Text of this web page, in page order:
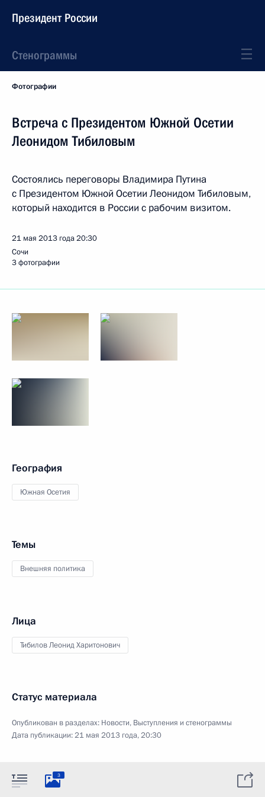
Президент России
Стенограммы
Фотографии
Встреча с Президентом Южной Осетии
Леонидом Тибиловым
Состоялись переговоры Владимира Путина
с Президентом Южной Осетии Леонидом Тибиловым,
который находится в России с рабочим визитом.
21 мая 2013 года20:30
Сочи
3 фотографии
География
Южная Осетия
Темы
Внешняя политика
Лица
Тибилов Леонид Харитонович
Статус материала
Опубликован в разделах: Новости, Выступления и стенограммы
Дата публикации:21 мая 2013 года, 20:30
3